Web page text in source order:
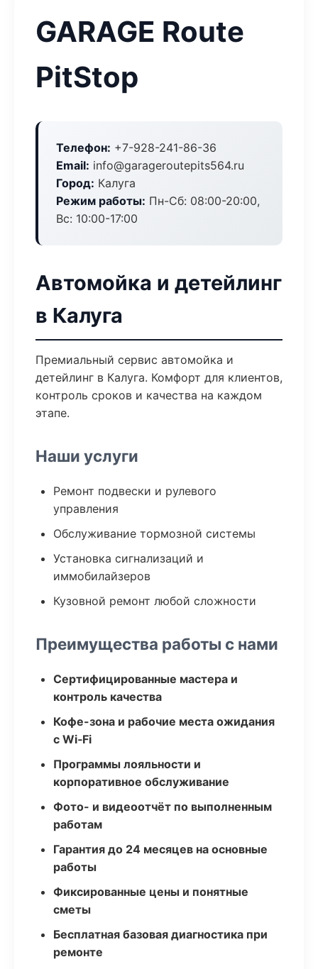
GARAGE Route
PitStop
Телефон: +7-928-241-86-36
Email: info@garageroutepits564.ru
Город: Калуга
Режим работы: Пн-Сб: 08:00-20:00,
Вс: 10:00-17:00
Автомойка и детейлинг
в Калуга
Премиальный сервис автомойка и
детейлинг в Калуга. Комфорт для клиентов,
контроль сроков и качества на каждом
этапе.
Наши услуги
Ремонт подвески и рулевого
управления
Обслуживание тормозной системы
Установка сигнализаций и
иммобилайзеров
Кузовной ремонт любой сложности
Преимущества работы с нами
Сертифицированные мастера и
контроль качества
Кофе-зона и рабочие места ожидания
с Wi‑Fi
Программы лояльности и
корпоративное обслуживание
Фото- и видеоотчёт по выполненным
работам
Гарантия до 24 месяцев на основные
работы
Фиксированные цены и понятные
сметы
Бесплатная базовая диагностика при
ремонте